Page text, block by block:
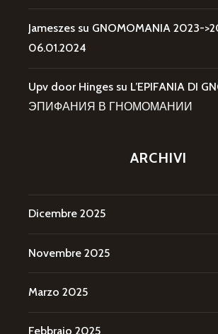
Jameszes su GNOMOMANIA 2023-
06.01.2024
Upv door Hinges su L’EPIFANIA DI
ЭПИФАНИЯ В ГНОМОМАНИИ
ARCHIVI
Dicembre 2025
Novembre 2025
Marzo 2025
Febbraio 2025